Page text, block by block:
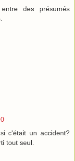
des présumés
c'était un accident?
tout seul.